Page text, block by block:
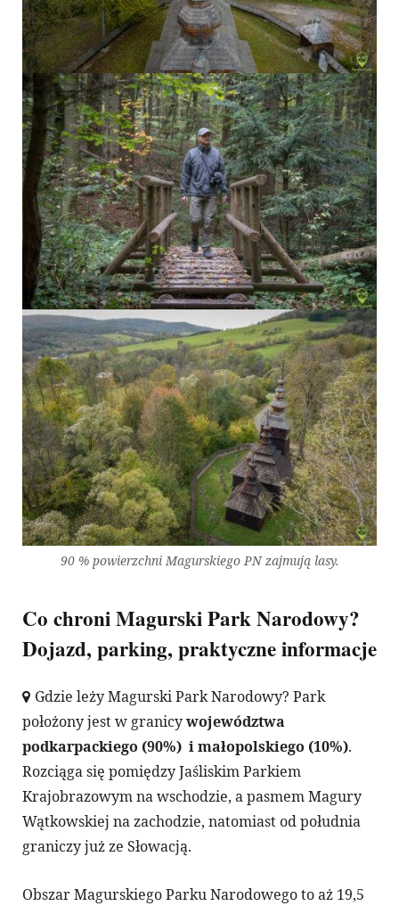
90 % powierzchni Magurskiego PN zajmują lasy.
Co chroni Magurski Park Narodowy?
Dojazd, parking, praktyczne informacje
Gdzie leży Magurski Park Narodowy? Park
położony jest w granicywojewództwa
podkarpackiego (90%) i małopolskiego (10%).
Rozciąga się pomiędzy Jaśliskim Parkiem
Krajobrazowym na wschodzie, a pasmem Magury
Wątkowskiej na zachodzie, natomiast od południa
graniczy już ze Słowacją.
Obszar Magurskiego Parku Narodowego to aż 19,5